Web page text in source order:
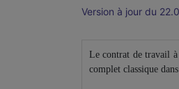
Version à jour du
Le contrat de travail
complet classique dans